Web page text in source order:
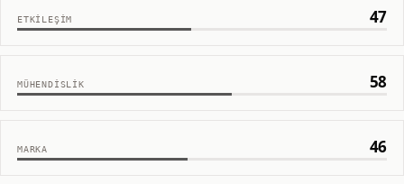
ETKILEŞIM 47
MÜHENDISLIK 58
MARKA 46